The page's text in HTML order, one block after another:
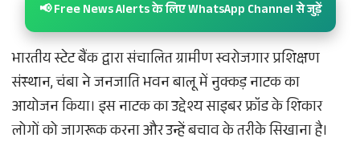
📢 Free News Alerts के लिए WhatsApp Channel से जुड़ें
भारतीय स्टेट बैंक द्वारा संचालित ग्रामीण स्वरोजगार प्रशिक्षण
संस्थान, चंबा ने जनजाति भवन बालू में नुक्कड़ नाटक का
आयोजन किया। इस नाटक का उद्देश्य साइबर फ्रॉड के शिकार
लोगों को जागरूक करना और उन्हें बचाव के तरीके सिखाना है।